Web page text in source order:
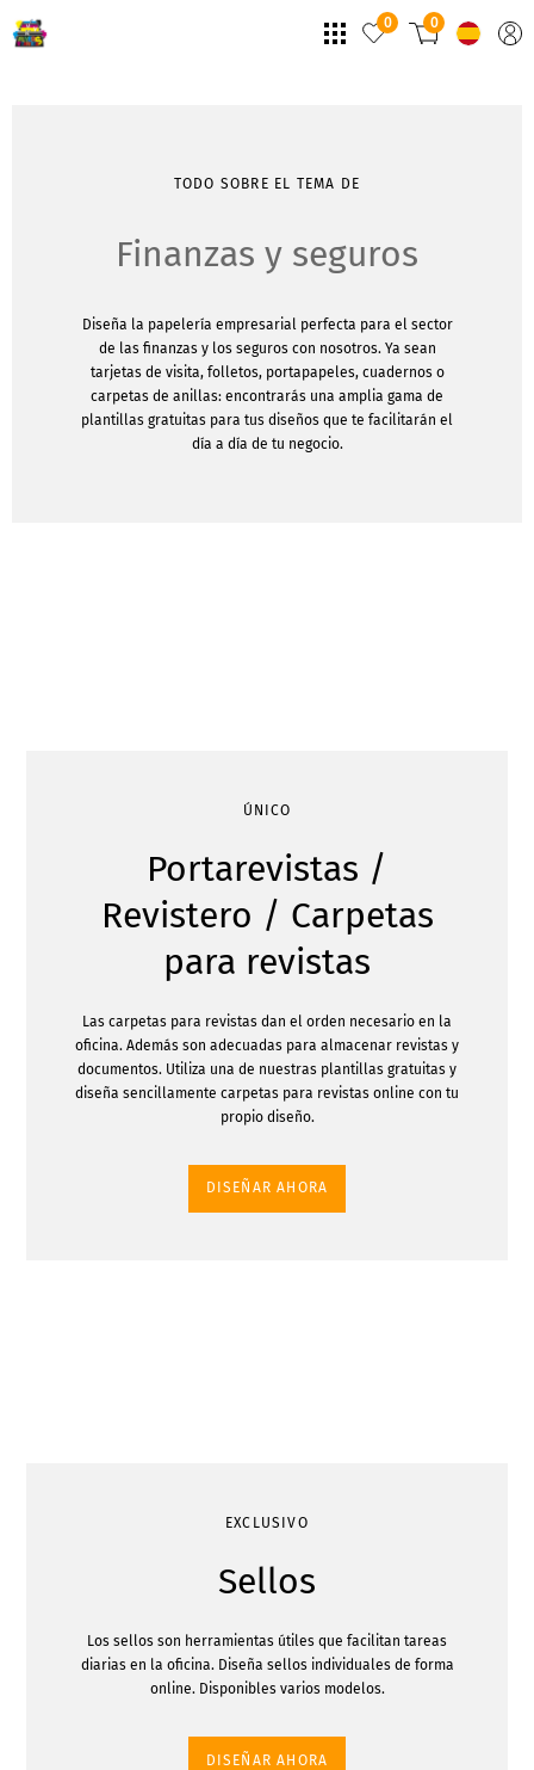
0 0
TODO SOBRE EL TEMA DE
Finanzas y seguros
Diseña la papelería empresarial perfecta para el sector
de las finanzas y los seguros con nosotros. Ya sean
tarjetas de visita, folletos, portapapeles, cuadernos o
carpetas de anillas: encontrarás una amplia gama de
plantillas gratuitas para tus diseños que te facilitarán el
día a día de tu negocio.
ÚNICO
Portarevistas /
Revistero / Carpetas
para revistas
Las carpetas para revistas dan el orden necesario en la
oficina. Además son adecuadas para almacenar revistas y
documentos. Utiliza una de nuestras plantillas gratuitas y
diseña sencillamente carpetas para revistas online con tu
propio diseño.
DISEÑAR AHORA
EXCLUSIVO
Sellos
Los sellos son herramientas útiles que facilitan tareas
diarias en la oficina. Diseña sellos individuales de forma
online. Disponibles varios modelos.
DISEÑAR AHORA